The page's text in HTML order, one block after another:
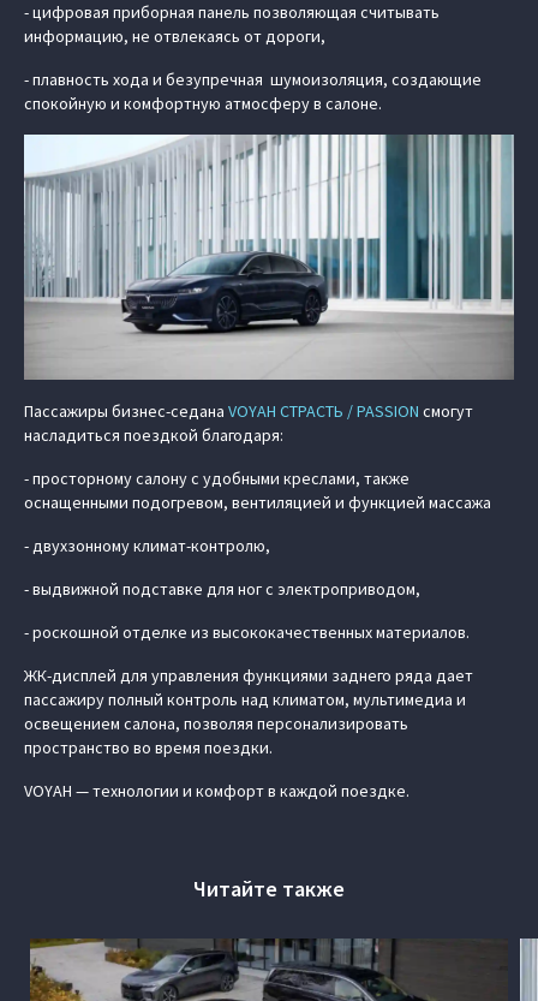
- цифровая приборная панель позволяющая считывать
информацию, не отвлекаясь от дороги,
- плавность хода и безупречная шумоизоляция, создающие
спокойную и комфортную атмосферу в салоне.
Пассажиры бизнес-седана VOYAH СТРАСТЬ / PASSION смогут
насладиться поездкой благодаря:
- просторному салону с удобными креслами, также
оснащенными подогревом, вентиляцией и функцией массажа
- двухзонному климат-контролю,
- выдвижной подставке для ног с электроприводом,
- роскошной отделке из высококачественных материалов.
ЖК-дисплей для управления функциями заднего ряда дает
пассажиру полный контроль над климатом, мультимедиа и
освещением салона, позволяя персонализировать
пространство во время поездки.
VOYAH — технологии и комфорт в каждой поездке.
Читайте также